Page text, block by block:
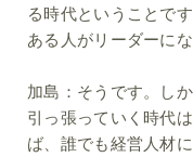
る時代ということで
ある人がリーダーに
加島： そうです。し
引っ張っていく時代
ば、誰でも経営人材